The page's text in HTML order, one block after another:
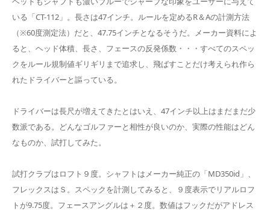
いる「CT-112」。長さは47インチ。ルールを定めるR＆Aの計測方法
（※60度測定法）だと、47.75インチとなるそうだ。メーカー資料によ
ると、ヘッド体積、長さ、フェースの反発係数・・・すべてのスペッ
クをルール規制値ギリギリまで追求し、飛ばすことだけ考えられ作ら
れたドライバーと謳っている。
ドライバーは長尺が増えてきたとはいえ、47インチ以上はまだまだ少
数派である。どんなゴルファーと相性が良いのか、実際の性能はどん
なものか、試打してみた。
試打クラブはロフト９度。シャフトはメーカー純正の「MD350id」、
フレックスはＳ。スペックを計測してみると、９度表示でリアルロフ
トが9.75度。フェースアングルは＋２度。数値はフックだがアドレス